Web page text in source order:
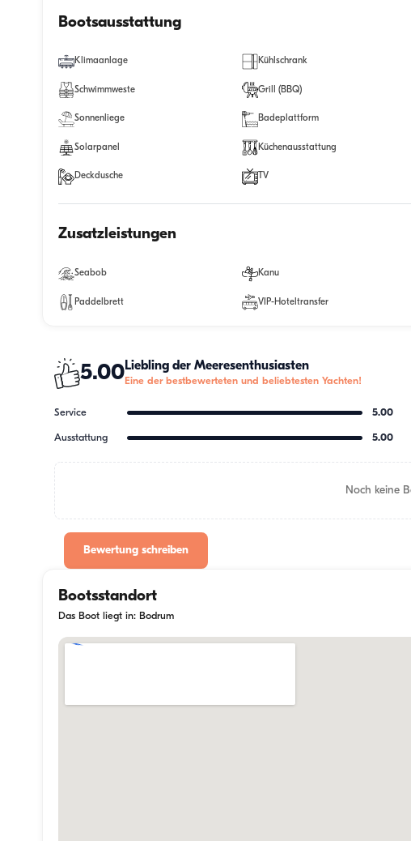
Bootsausstattung
Klimaanlage Kühlschrank
Schwimmweste Grill (BBQ)
Sonnenliege Badeplattform
Solarpanel Küchenausstattung
Deckdusche TV
Zusatzleistungen
Seabob Kanu
Paddelbrett VIP-Hoteltransfer
5.00Liebling der Meeresenthusiasten
Eine der bestbewerteten und beliebtesten Yachten!
Service 5.00
Ausstattung 5.00
Noch keine
Bewertung schreiben
Bootsstandort
Das Boot liegt in: Bodrum